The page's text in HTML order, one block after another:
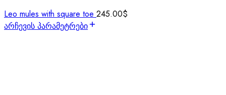
Leo mules with square toe 245.00$
არჩევის პარამეტრები